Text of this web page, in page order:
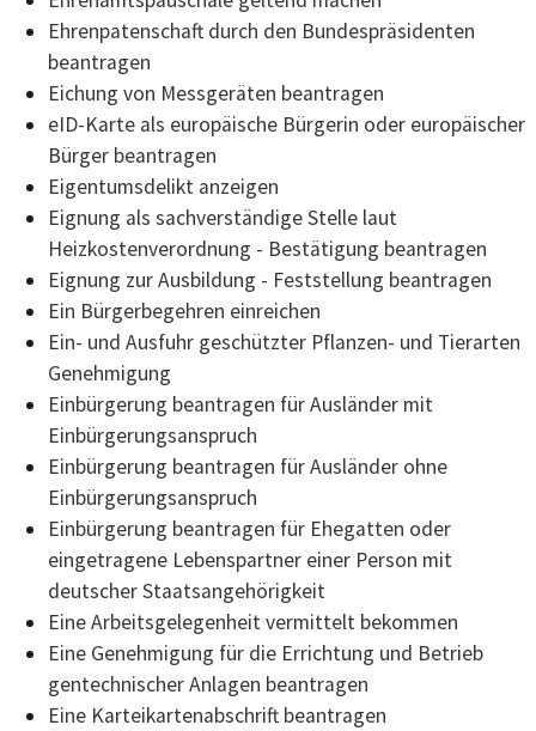
Ehrenpatenschaft durch den Bundespräsidenten
beantragen
Eichung von Messgeräten beantragen
eID-Karte als europäische Bürgerin oder europäischer
Bürger beantragen
Eigentumsdelikt anzeigen
Eignung als sachverständige Stelle laut
Heizkostenverordnung - Bestätigung beantragen
Eignung zur Ausbildung - Feststellung beantragen
Ein Bürgerbegehren einreichen
Ein- und Ausfuhr geschützter Pflanzen- und Tierarten
Genehmigung
Einbürgerung beantragen für Ausländer mit
Einbürgerungsanspruch
Einbürgerung beantragen für Ausländer ohne
Einbürgerungsanspruch
Einbürgerung beantragen für Ehegatten oder
eingetragene Lebenspartner einer Person mit
deutscher Staatsangehörigkeit
Eine Arbeitsgelegenheit vermittelt bekommen
Eine Genehmigung für die Errichtung und Betrieb
gentechnischer Anlagen beantragen
Eine Karteikartenabschrift beantragen